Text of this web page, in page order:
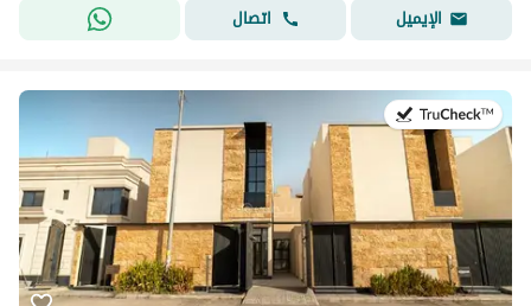
الإيميل
اتصال
في:27 يوليو 2026